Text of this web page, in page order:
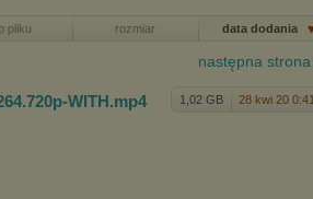
pliku rozmiar data dodania
następna strona
1,02 GB 28 kwi 20 0:41
WITH .mp4